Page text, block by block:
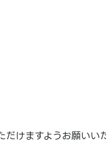
だけますようお願いい